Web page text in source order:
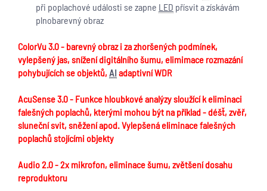
při poplachové události se zapne LED přísvit a získávám
plnobarevný obraz
ColorVu 3.0 - barevný obraz i za zhoršených podmínek,
vylepšený jas, snížení digitálního šumu, elimimace rozmazání
pohybujících se objektů, AI adaptivní WDR
AcuSense 3.0 - Funkce hloubkové analýzy sloužící k eliminaci
falešných poplachů, kterými mohou být na příklad - déšť, zvěř,
sluneční svit, sněžení apod. Vylepšená eliminace falešných
poplachů stojícími objekty
Audio 2.0 - 2x mikrofon, eliminace šumu, zvětšení dosahu
reproduktoru